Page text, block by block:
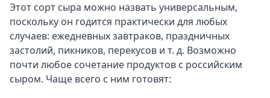
Этот сорт сыра можно назвать универсальным,
поскольку он годится практически для любых
случаев: ежедневных завтраков, праздничных
застолий, пикников, перекусов и т. д. Возможно
почти любое сочетание продуктов с российским
сыром. Чаще всего с ним готовят: